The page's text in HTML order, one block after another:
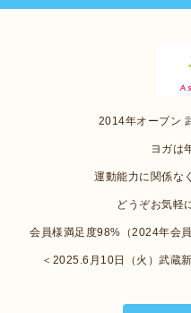
2014年オープン
ヨガは
運動能力に関係な
どうぞお気軽
会員様満足度98%（2024年会
＜2025.6月10日（火）武蔵